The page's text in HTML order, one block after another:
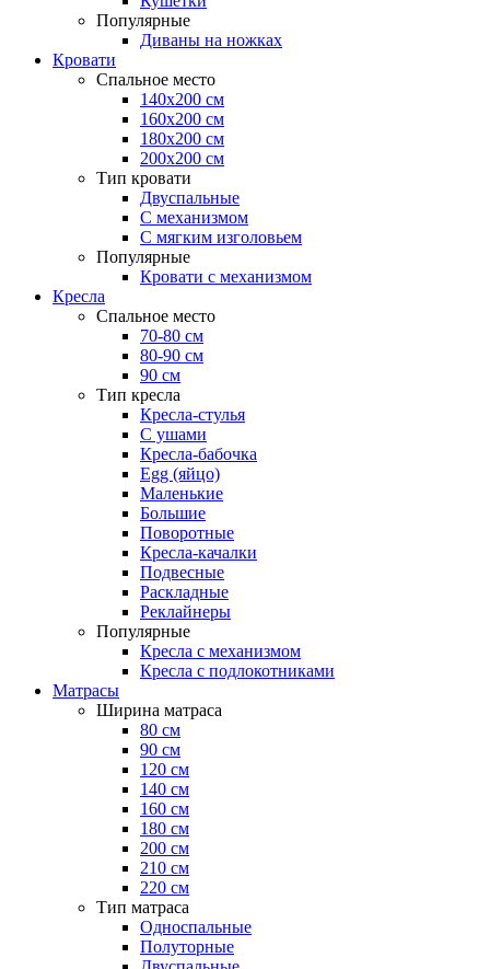
Популярные
Диваны на ножках
Кровати
Спальное место
140х200 см
160х200 см
180х200 см
200х200 см
Тип кровати
Двуспальные
С механизмом
С мягким изголовьем
Популярные
Кровати с механизмом
Кресла
Спальное место
70-80 см
80-90 см
90 см
Тип кресла
Кресла-стулья
С ушами
Кресла-бабочка
Egg (яйцо)
Маленькие
Большие
Поворотные
Кресла-качалки
Подвесные
Раскладные
Реклайнеры
Популярные
Кресла с механизмом
Кресла с подлокотниками
Матрасы
Ширина матраса
80 см
90 см
120 см
140 см
160 см
180 см
200 см
210 см
220 см
Тип матраса
Односпальные
Полуторные